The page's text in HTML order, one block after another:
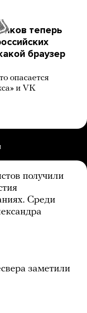
теперь
браузер
опасается
и VK
получили
Среди
заметили